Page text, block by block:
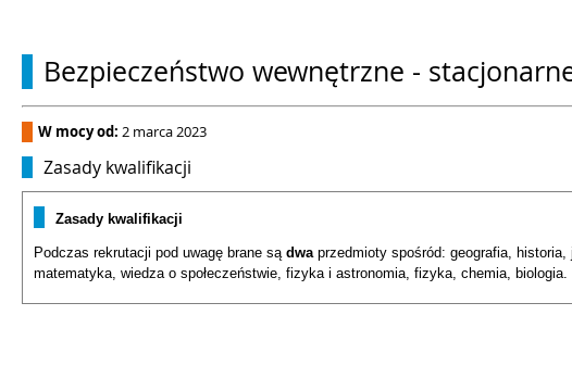
Bezpieczeństwo wewnętrzne -
W mocy od: 2 marca 2023
Zasady kwalifikacji
Zasady kwalifikacji
Podczas rekrutacji pod uwagę brane są dwaprzedmioty spośród: geografia,
matematyka, wiedza o społeczeństwie, fizyka i astronomia, fizyka, chemia, biologia.